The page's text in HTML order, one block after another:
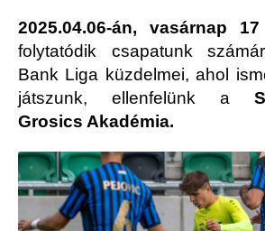
2025.04.06-án, vasárnap
folytatódik csapatunk
Bank Liga küzdelmei, ahol
játszunk, ellenfelünk a
Grosics Akadémia.